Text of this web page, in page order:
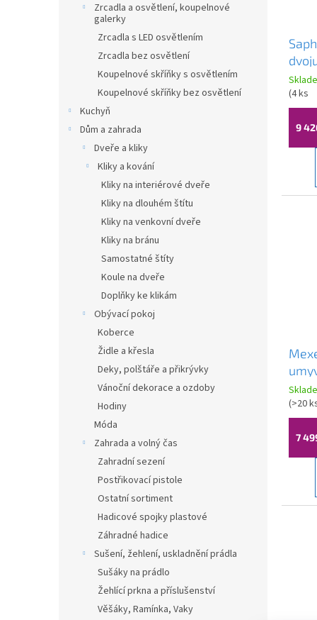
Zrcadla a osvětlení, koupelnové
galerky
Zrcadla s LED osvětlením
Zrcadla bez osvětlení
Koupelnové skříňky s osvětlením
Koupelnové skříňky bez osvětlení
Kuchyň
Dům a zahrada
Dveře a kliky
Kliky a kování
Kliky na interiérové dveře
Kliky na dlouhém štítu
Kliky na venkovní dveře
Kliky na bránu
Samostatné štíty
Koule na dveře
Doplňky ke klikám
Obývací pokoj
Koberce
Židle a křesla
Deky, polštáře a přikrývky
Vánoční dekorace a ozdoby
Hodiny
Móda
Zahrada a volný čas
Zahradní sezení
Postřikovací pistole
Ostatní sortiment
Hadicové spojky plastové
Záhradné hadice
Sušení, žehlení, uskladnění prádla
Sušáky na prádlo
Žehlící prkna a příslušenství
Věšáky, Ramínka, Vaky
(4 ks
9
do
bílá
(>20
7